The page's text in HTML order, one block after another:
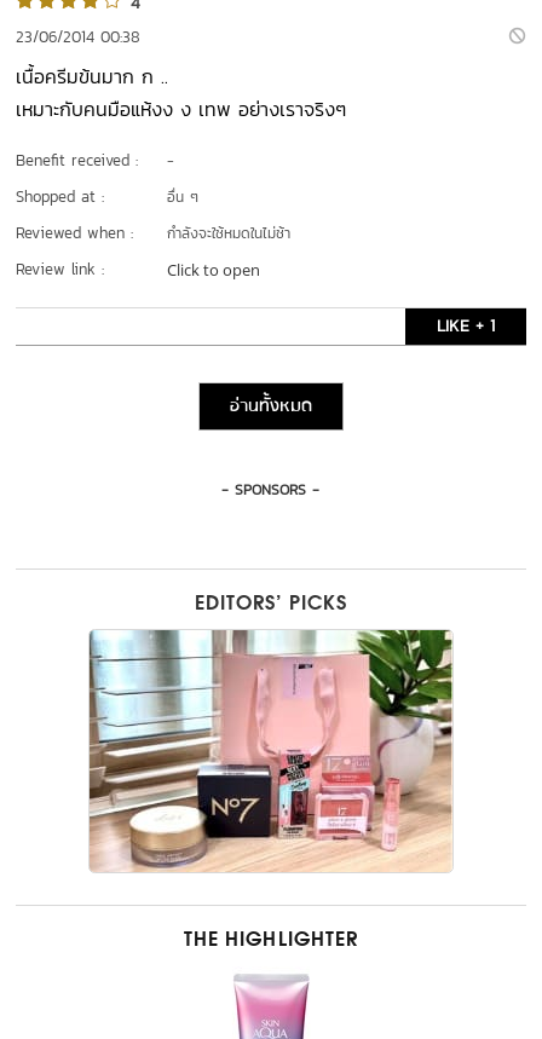
23/06/2014 00:38
เนื้อครีมข้นมาก ก ..
เหมาะกับคนมือแห้งง ง เทพ อย่างเราจริงๆ
Benefit received : -
Shopped at : อื่น ๆ
Reviewed when : กำลังจะใช้หมดในไม่ช้า
Review link : Click to open
LIKE + 1
อ่านทั้งหมด
- SPONSORS -
EDITORS’ PICKS
THE HIGHLIGHTER